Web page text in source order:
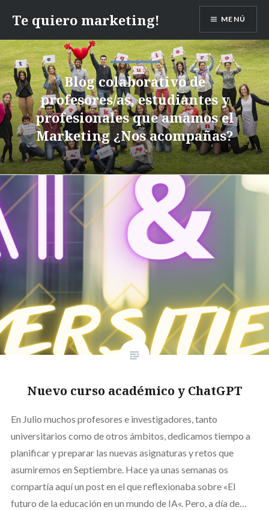
Te quiero marketing! MENÚ
Blog colaborativo de
profesores/as, estudiantes y
profesionales que amamos el
Marketing ¿Nos acompañas?
Nuevo curso académico y ChatGPT
En Julio muchos profesores e investigadores, tanto
universitarios como de otros ámbitos, dedicamos tiempo a
planificar y preparar las nuevas asignaturas y retos que
asumiremos en Septiembre. Hace ya unas semanas os
compartía aquí un post en el que reflexionaba sobre «El
futuro de la educación en un mundo de IA«. Pero, a día de…